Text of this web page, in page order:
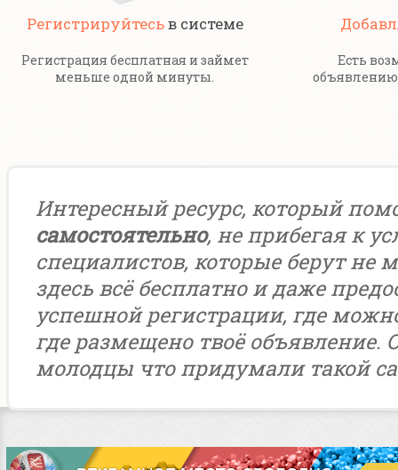
Регистрируйтесьв системе
Регистрация бесплатная и займет
меньше одной минуты.
Есть
Интересный ресурс, который
самостоятельно, не прибегая к
специалистов, которые берут не
здесь всё бесплатно и даже
успешной регистрации, где
где размещено твоё объявление.
молодцы что придумали такой